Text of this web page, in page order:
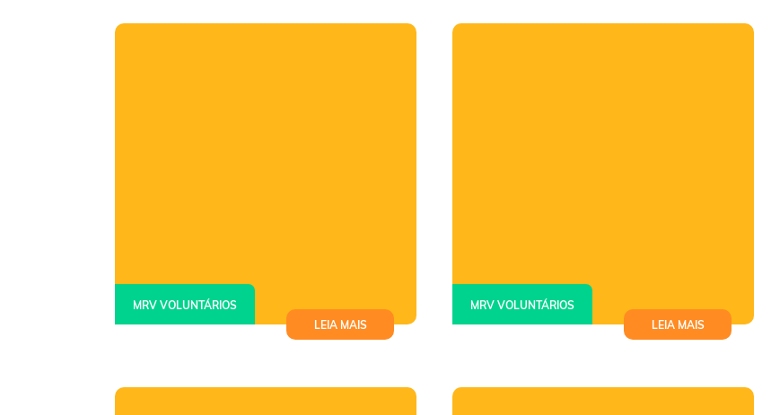
aprendizado em instituição de Belo
MRV VOLUNTÁRIOS
voluntários em Belo Horizonte
LEIA MAIS
MRV VOLUNTÁRIOS
Aglomerado da Serra, em BH
LEIA MAIS